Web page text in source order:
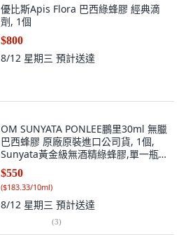
優比斯Apis Flora 巴西綠蜂膠 經典滴
劑, 1個
$800
8/12 星期三 預計送達
OM SUNYATA PONLEE鵬里30ml 無臘
巴西蜂膠 原廠原裝進口公司貨, 1個,
Sunyata黃金級無酒精綠蜂膠,單一瓶
(請選擇1-5瓶), 30ml
$550
($183.33/10ml)
8/12 星期三 預計送達
(3)